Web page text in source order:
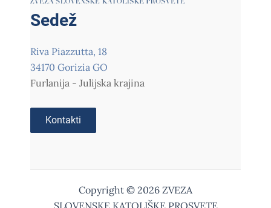
Sedež
Riva Piazzutta, 18
34170 Gorizia GO
Furlanija - Julijska krajina
Kontakti
Copyright © 2026 ZVEZA
SLOVENSKE KATOLIŠKE PROSVETE